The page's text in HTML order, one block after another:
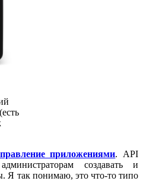
приложениями. API
создавать и
Я так понимаю, это что-то типо